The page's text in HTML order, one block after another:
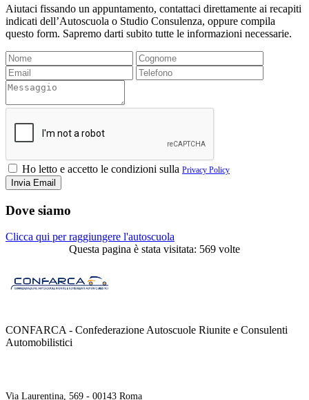
Aiutaci fissando un appuntamento, contattaci direttamente ai recapiti
indicati dell’Autoscuola o Studio Consulenza, oppure compila
questo form. Sapremo darti subito tutte le informazioni necessarie.
Ho letto e accetto le condizioni sulla Privacy Policy
Dove siamo
Clicca qui per raggiungere l'autoscuola
Questa pagina è stata visitata: 569 volte
CONFARCA - Confederazione Autoscuole Riunite e Consulenti
Automobilistici
Via Laurentina, 569 - 00143 Roma